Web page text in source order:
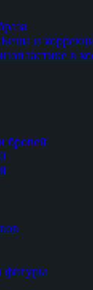
и
в
бровей
фигуры